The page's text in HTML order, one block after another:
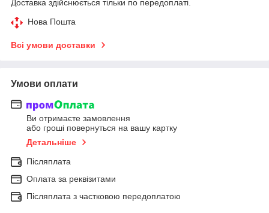
Доставка здійснюється тільки по передоплаті.
Нова Пошта
Всі умови доставки
Умови оплати
Ви отримаєте замовлення
або гроші повернуться на вашу картку
Детальніше
Післяплата
Оплата за реквізитами
Післяплата з частковою передоплатою